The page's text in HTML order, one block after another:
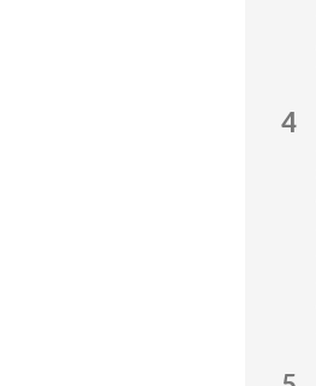
4